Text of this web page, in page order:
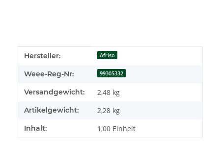
Produkteigenschaft
Wert
Hersteller: Afriso
Weee-Reg-Nr: 99305332
Versandgewicht: 2,48 kg
Artikelgewicht: 2,28 kg
Inhalt: 1,00 Einheit